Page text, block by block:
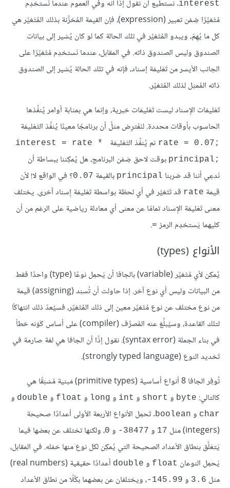
interest. نستطيع أن نقول إذًا أنه وفي العموم عندما نَستخدِم
مُتْغيِّرًا ضِمْن تعبير (expression)، فإن القيمة المُخزَّنة بذلك المُتْغيِّر هي
كل ما يُهِمّ، ويبدو المُتْغيِّر في تلك الحالة كما لو كان يُشير إلى بيانات
الصندوق وليس الصندوق ذاته. في المقابل، عندما نَستخدِم مُتْغيِّرًا على
الجانب الأيسر من تَعْليمَة إسناد، فإنه في تلك الحالة يُشير إلى الصندوق
ذاته المُمثِل لذلك المُتْغيِّر.
تَعْليمَات الإِسناد ليست تَعْليمَات خبرية، وإنما هي بمثابة أوامر يُنفِّذها
الحاسوب بأوقات محددة. لنَفْترِض مثلً أن برنامجًا معينًا يُنفِّذ التَعْليمَة
rate = 0.07;‎ ثم يُنفِّذ التَعْليمَة
interest = rate *
principal;‎ بوقت لاحق ضِمْن البرنامج، هل يُمكِننا ببساطة أن
نَدعِي أننا قد ضربنا principal بالقيمة 0.07؟ في الواقع لا! لأن
قيمة rate قد تَتَغيَّر في أي لحظة بواسطة تَعْليمَة إِسناد آخرى. يختلف
معنى تَعْليمَة الإِسناد تمامًا عن معنى أي معادلة رياضية على الرغم من أن
كليهما يَستخدِم الرمز =
.
الأنواع (types)
يُمكِن لأي مُتْغيِّر (variable) بالجافا أن يَحمِل نوعًا (type) واحدًا فقط
من البيانات وليس أي نوع آخر. إذا حاولت أن تُسنِد (assigning) قيمة
من نوع مختلف عن نوع مُتْغيِّر معين إلى ذلك المُتْغيِّر، فسيُعدّ ذلك انتهاكًا
لتلك القاعدة، وسيُبلِّغ عنه المُصرِّف (compiler) على أساس كَوْنه خطأ
في بناء الجملة (syntax error). نقول إذًا أن الجافا هي لغة صارمة في
تَحْديد النوع (strongly typed language).
تُوفِر الجافا 8 أنواع أساسية (primitive types) مَبنية مُسْبَقًا هي
كالتالي: byte و short و int و long و float و double و
char و boolean. تَحمِل الأنواع الأربعة الأولى أعدادًا صحيحة
(integers) مثل
17 و ‎-38477 و 0، ولكنها تختلف عن بعضها فيما
يَتعَلَّق بنطاق الأعداد الصحيحة التي يُمكِن لكل نوع منها حَمْله. في المقابل،
يَحمِل النوعان float و double
أعدادًا حقيقية (real numbers)
مثل 3.6 و ‎-145.99، ويختلفان عن بعضهما بكُلًا من نطاق الأعداد